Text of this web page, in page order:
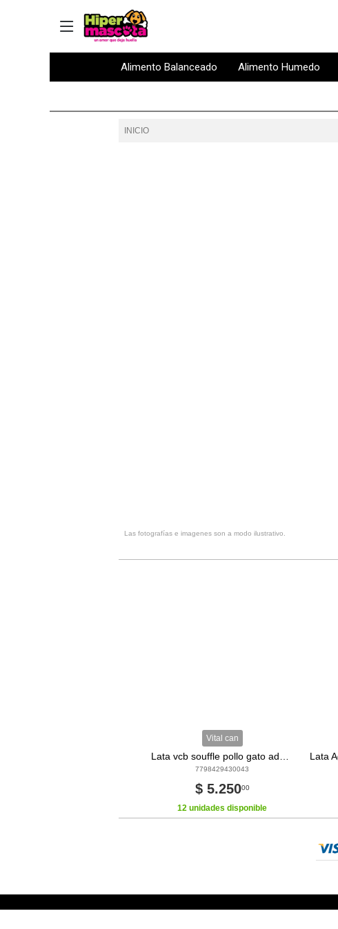
Alimento Balanceado Alimento Humedo
INICIO
Las fotografías e imagenes son a modo ilustrativo.
Vital can
7798429430043
$ 5.25000
12 unidades disponible